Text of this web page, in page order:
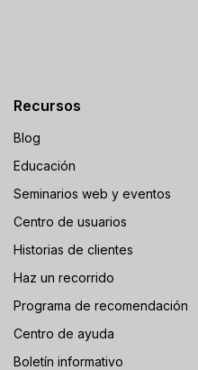
Recursos
Blog
Educación
Seminarios web y eventos
Centro de usuarios
Historias de clientes
Haz un recorrido
Programa de recomendación
Centro de ayuda
Boletín informativo